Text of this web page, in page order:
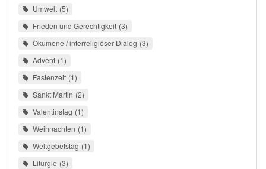
Umwelt 5
Frieden und Gerechtigkeit 3
Ökumene / interreligiöser Dialog 3
Advent 1
Fastenzeit 1
Sankt Martin 2
Valentinstag 1
Weihnachten 1
Weltgebetstag 1
Liturgie 3